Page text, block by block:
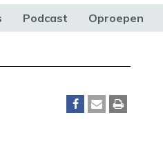
Podcast Oproepen